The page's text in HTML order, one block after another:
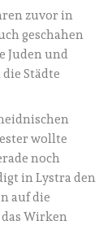
zuvor in
geschahen
Juden und
Städte
wollte
noch
in Lystra den
auf die
Wirken